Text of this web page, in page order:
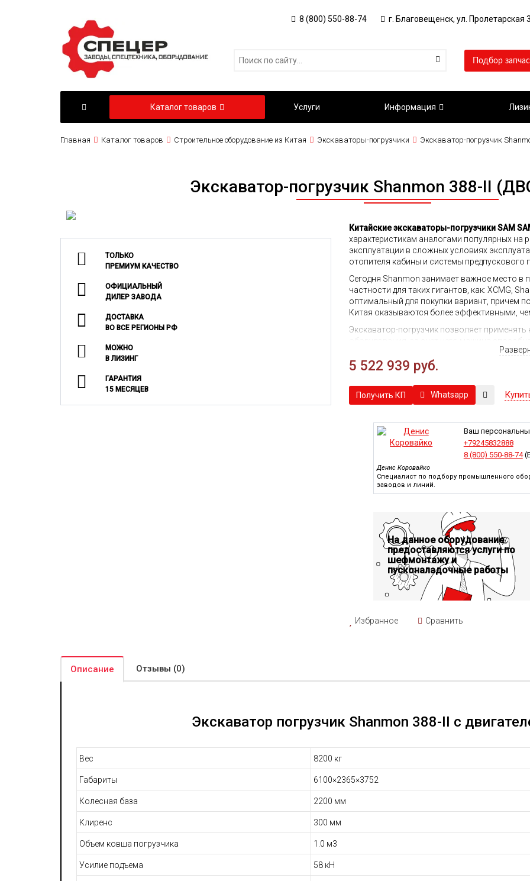
8 (800) 550-88-74 г. Благовещенск, ул. Пролетарская
Подбор
Каталог товаров Услуги Информация
Главная Каталог товаров Строительное оборудование из Китая Экскаваторы-погрузчики Экскаватор-погрузчик
Экскаватор-погрузчик Shanmon 388-II
ТОЛЬКО
ПРЕМИУМ КАЧЕСТВО
ОФИЦИАЛЬНЫЙ
ДИЛЕР ЗАВОДА
ДОСТАВКА
ВО ВСЕ РЕГИОНЫ РФ
МОЖНО
В ЛИЗИНГ
ГАРАНТИЯ
15 МЕСЯЦЕВ
Китайские экскаваторы-погрузчики SAM
характеристикам аналогами популярных на
эксплуатации в сложных условиях
отопителя кабины и системы предпускового
Сегодня Shanmon занимает важное место в
частности для таких гигантов, как: XCMG,
оптимальный для покупки вариант, причем
Китая оказываются более эффективными,
Экскаватор-погрузчик позволяет
оборудования, за счет чего машина
из которых недоступны технике конкурентов.
Среди всех машин данного класса,
надежностью и неприхотливостью,
оператора сочетается с хорошей
сертифицированы и обладают
В зависимости от решаемых задач,
металлоломом, бревно и иные виды
надежность практически не оставляют зон,
купить экскаватор-погрузчик SAM 388-II по
В комплектацию включены:
кондиционер;
тип управления: механическое;
Двигатель YUCHAI YC4A105Z-T20.
5 522 939 руб.
Получить КП Whatsapp
Ваш
+79245832888
8 (800) 550-88-74
Денис Коровайко
Специалист по подбору промышленного
заводов и линий.
На данное оборудование
предоставляются услуги по
шефмонтажу и
пусконаладочные работы
Избранное Сравнить
Описание Отзывы (0)
Экскаватор погрузчик Shanmon 388-II с
Вес 8200 кг
Габариты 6100×2365×3752
Колесная база 2200 мм
Клиренс 300 мм
Объем ковша погрузчика 1.0 м3
Усилие подъема 58 кН